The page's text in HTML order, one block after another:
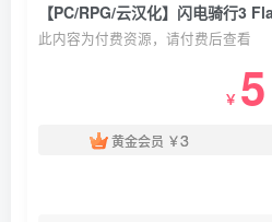
此内容为付费资源，请付费后查看
￥ 5
黄金会员 ￥3